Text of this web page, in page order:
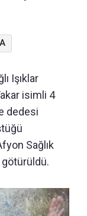
Işıklar
isimli 4
dedesi
Sağlık